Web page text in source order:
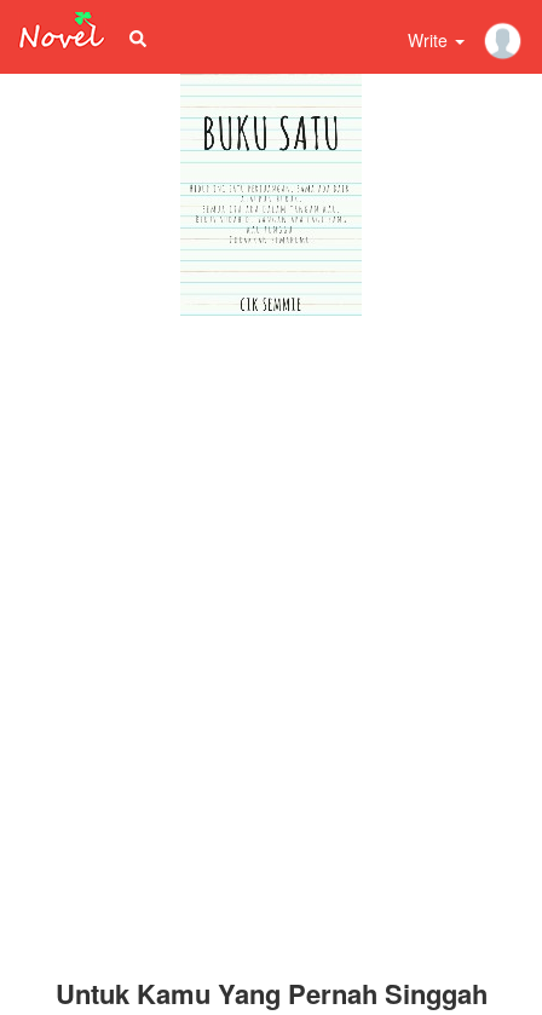
Write
Untuk Kamu Yang Pernah Singgah